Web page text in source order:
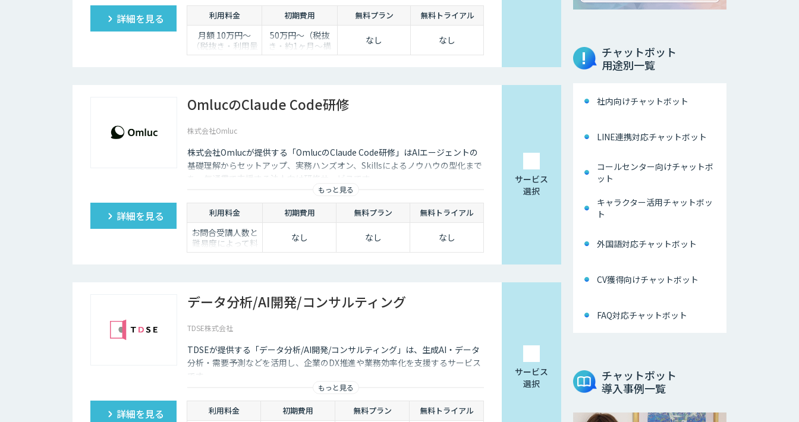
詳細を見る 利用料金 初期費用 無料プラン 無料トライアル
月額 10万円〜
（税抜き・利用量
に応じて見積り）
50万円〜（税抜
き・約1ヶ月〜構
築）
なし なし
OmlucのClaude Code研修
株式会社Omluc
株式会社Omlucが提供する「OmlucのClaude Code研修」はAIエージェントの
基礎理解からセットアップ、実務ハンズオン、Skillsによるノウハウの型化まで
を一気通貫で支援する法人向け研修サービスです。
もっと見る
詳細を見る 利用料金 初期費用 無料プラン 無料トライアル
お問合受講人数と
難易度によって料
金は変動いたしま
ください。
なし なし なし
サービス
選択
データ分析/AI開発/コンサルティング
TDSE株式会社
TDSEが提供する「データ分析/AI開発/コンサルティング」は、生成AI・データ
分析・需要予測などを活用し、企業のDX推進や業務効率化を支援するサービス
です。
もっと見る
詳細を見る 利用料金 初期費用 無料プラン 無料トライアル
サービス
選択
チャットボット
用途別一覧
社内向けチャットボット
LINE連携対応チャットボット
コールセンター向けチャットボ
ット
キャラクター活用チャットボッ
ト
外国語対応チャットボット
CV獲得向けチャットボット
FAQ対応チャットボット
チャットボット
導入事例一覧